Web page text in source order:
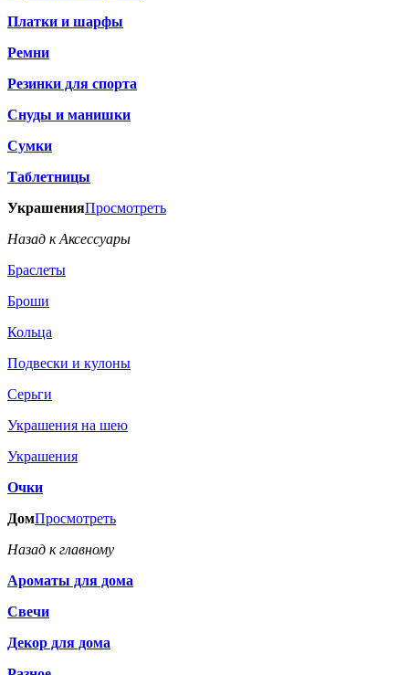
Платки и шарфы
Ремни
Резинки для спорта
Снуды и манишки
Сумки
Таблетницы
УкрашенияПросмотреть
Назад к Аксессуары
Браслеты
Броши
Кольца
Подвески и кулоны
Серьги
Украшения на шею
Украшения
Очки
ДомПросмотреть
Назад к главному
Ароматы для дома
Свечи
Декор для дома